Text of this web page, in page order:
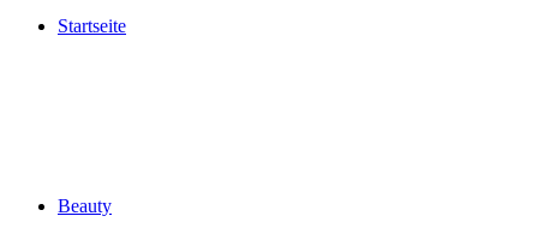
Startseite
Beauty